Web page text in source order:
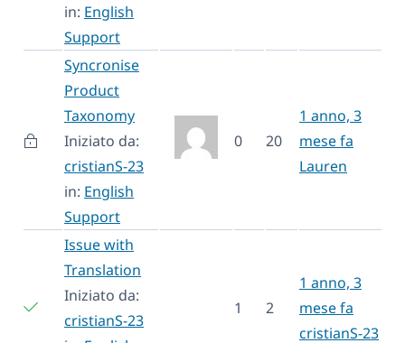
in: English
Support
Syncronise
Product
Taxonomy
Iniziato da:
cristianS-23
in: English
Support
0 20
1 anno, 3
mese fa
Lauren
Issue with
Translation
Iniziato da:
cristianS-23
1 2
1 anno, 3
mese fa
cristianS-23